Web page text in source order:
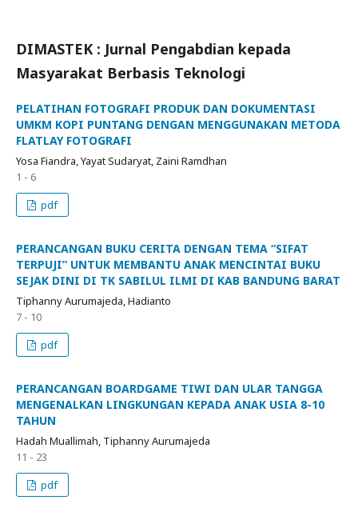
DIMASTEK : Jurnal Pengabdian kepada
Masyarakat Berbasis Teknologi
PELATIHAN FOTOGRAFI PRODUK DAN DOKUMENTASI
UMKM KOPI PUNTANG DENGAN MENGGUNAKAN METODA
FLATLAY FOTOGRAFI
Yosa Fiandra, Yayat Sudaryat, Zaini Ramdhan
1 - 6
pdf
PERANCANGAN BUKU CERITA DENGAN TEMA “SIFAT
TERPUJI” UNTUK MEMBANTU ANAK MENCINTAI BUKU
SEJAK DINI DI TK SABILUL ILMI DI KAB BANDUNG BARAT
Tiphanny Aurumajeda, Hadianto
7 - 10
pdf
PERANCANGAN BOARDGAME TIWI DAN ULAR TANGGA
MENGENALKAN LINGKUNGAN KEPADA ANAK USIA 8-10
TAHUN
Hadah Muallimah, Tiphanny Aurumajeda
11 - 23
pdf